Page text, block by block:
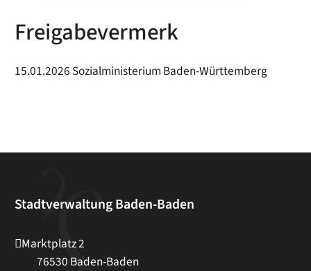
Freigabevermerk
15.01.2026 Sozialministerium Baden-Württemberg
Stadtverwaltung Baden-Baden
Marktplatz 2
76530 Baden-Baden